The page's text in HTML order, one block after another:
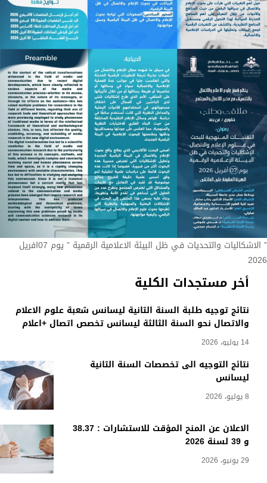
أخر مستجدات الكلية
نتائج توجيه طلبة السنة الثانية ليسانس شعبة علوم الاعلام
والاتصال نحو السنة الثالثة ليسانس تخصص اتصال +اعلام
14 يوليو، 2026
نتائج التوجيه الى تخصصات السنة الثانية
ليسانس
8 يوليو، 2026
الاعلان عن المنح المؤقت للاستشارات : 38.37
و 39 لسنة 2026
29 يونيو، 2026
” الاشكاليات والتحديات في ظل البيئة الاعلامية الرقمية ” يوم 07افريل
2026